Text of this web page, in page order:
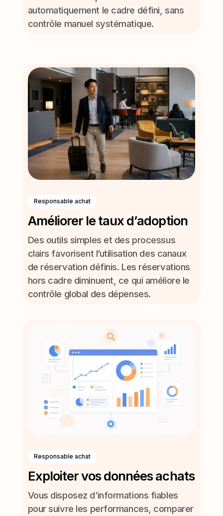
automatiquement le cadre défini, sans
contrôle manuel systématique.
Responsable achat
Améliorer le taux d’adoption
Des outils simples et des processus
clairs favorisent l’utilisation des canaux
de réservation définis. Les réservations
hors cadre diminuent, ce qui améliore le
contrôle global des dépenses.
Responsable achat
Exploiter vos données achats
Vous disposez d’informations fiables
pour suivre les performances, comparer